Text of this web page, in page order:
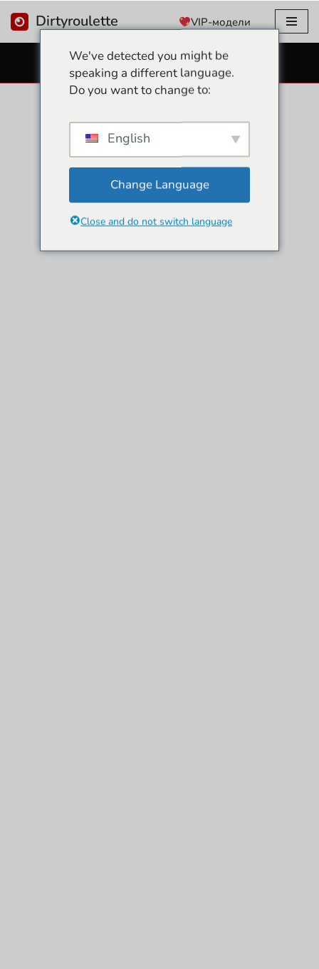
содержанию
Dirtyroulette VIP-модели
БЕСПЛАТНЫЕ СЕКС-ВЕБ-КАМЕРЫ
We've detected you might be
speaking a different language.
Do you want to change to:
English
Change Language
Close and do not switch language